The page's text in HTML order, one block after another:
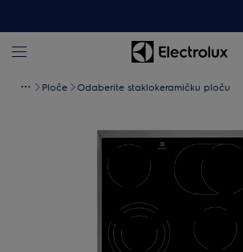
Ploče Odaberite staklokeramičku ploču